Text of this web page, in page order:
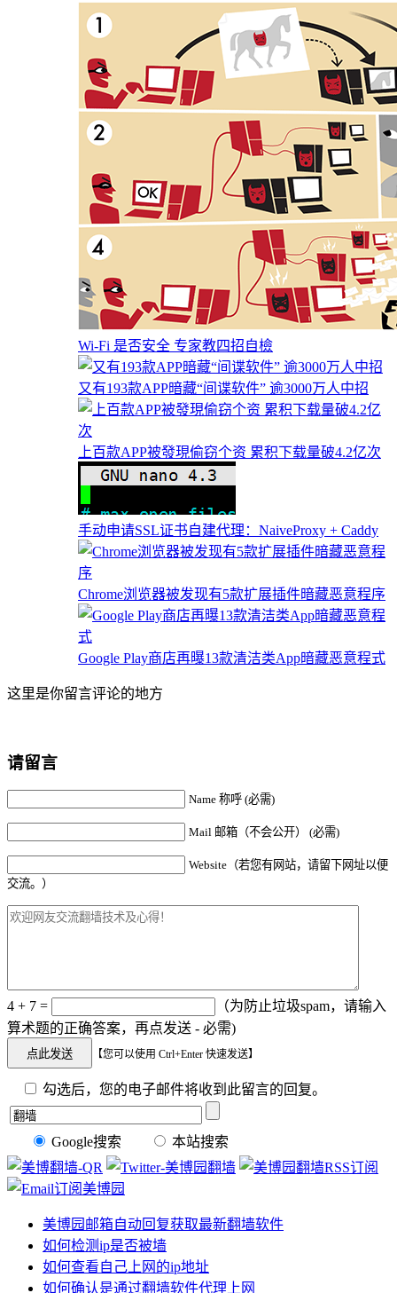
Wi-Fi 是否安全 专家教四招自檢
又有193款APP暗藏“间谍软件” 逾3000万人中招
上百款APP被發現偷窃个资 累积下载量破4.2亿次
手动申请SSL证书自建代理：NaiveProxy + Caddy
Chrome浏览器被发现有5款扩展插件暗藏恶意程序
Google Play商店再曝13款清洁类App暗藏恶意程式
这里是你留言评论的地方
请留言
Name 称呼 (必需)
Mail 邮箱（不会公开） (必需)
Website（若您有网站，请留下网址以便
交流。）
4 + 7 =
（为防止垃圾spam，请输入
算术题的正确答案，再点发送 - 必需)
【您可以使用 Ctrl+Enter 快速发送】
勾选后，您的电子邮件将收到此留言的回复。
Google搜索 本站搜索
美博园邮箱自动回复获取最新翻墙软件
如何检测ip是否被墙
如何查看自己上网的ip地址
如何确认是通过翻墙软件代理上网